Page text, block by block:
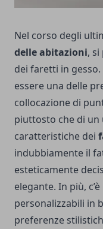
Nel corso degli
delle abitazioni,
dei faretti in
essere una delle
collocazione di
piuttosto che di un
caratteristiche dei
indubbiamente il
esteticamente
elegante. In più,
personalizzabili in
preferenze